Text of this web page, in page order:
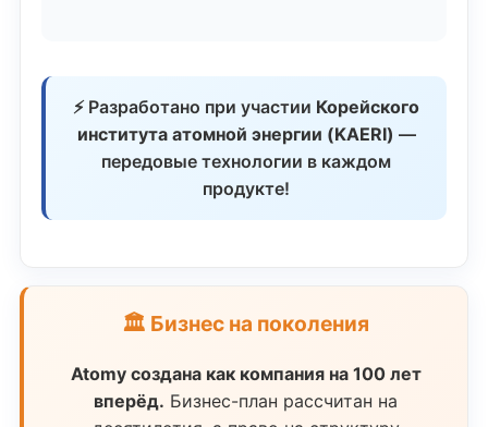
⚡ Разработано при участии Корейского
института атомной энергии (KAERI) —
передовые технологии в каждом
продукте!
🏛️ Бизнес на поколения
Atomy создана как компания на 100 лет
вперёд. Бизнес-план рассчитан на